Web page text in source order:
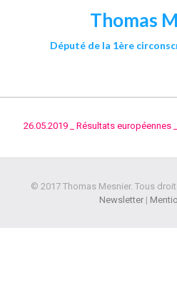
Thomas
Député de la 1ère
26.05.2019 _ Résultats européennes
© 2017 Thomas Mesnier. Tous
Newsletter |